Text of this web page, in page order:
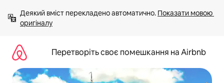
вмісту
Деякий вміст перекладено автоматично. Показати мовою
оригіналу
Перетворіть своє помешкання на Airbnb